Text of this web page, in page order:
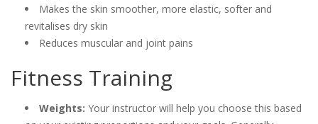
Makes the skin smoother, more elastic, softer and
revitalises dry skin
Reduces muscular and joint pains
Fitness Training
Weights: Your instructor will help you choose this based